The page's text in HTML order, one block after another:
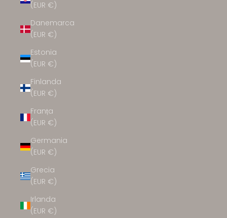
(EUR €)
Danemarca
(EUR €)
Estonia
(EUR €)
Finlanda
(EUR €)
Franța
(EUR €)
Germania
(EUR €)
Grecia
(EUR €)
Irlanda
(EUR €)